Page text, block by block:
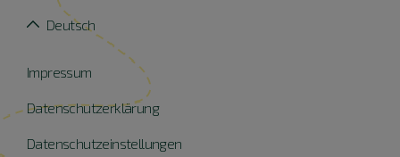
Impressum
Datenschutzerklärung
Datenschutzeinstellungen
Deutsch